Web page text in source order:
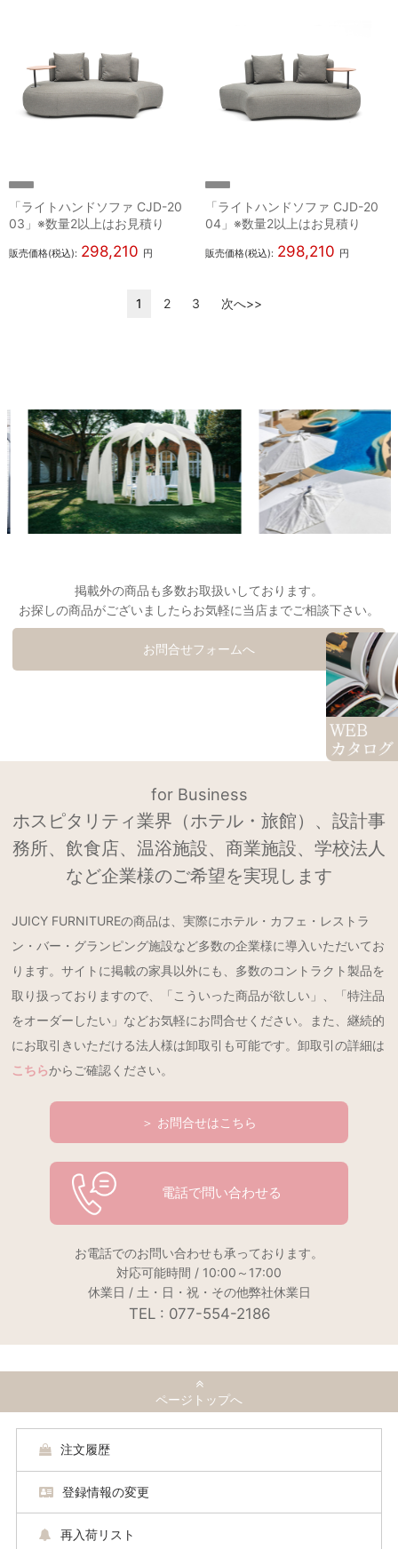
「ライトハンドソファ CJD-20
03」※数量2以上はお見積り
販売価格(税込): 298,210 円
「ライトハンドソファ CJD-20
04」※数量2以上はお見積り
販売価格(税込): 298,210 円
1 2 3 次へ>>
掲載外の商品も多数お取扱いしております。
お探しの商品がございましたらお気軽に当店までご相談下さい。
お問合せフォームへ
for Business
ホスピタリティ業界（ホテル・旅館）、設計事
務所、飲食店、温浴施設、商業施設、学校法人
など企業様のご希望を実現します
JUICY FURNITUREの商品は、実際にホテル・カフェ・レストラ
ン・バー・グランピング施設など多数の企業様に導入いただいてお
ります。サイトに掲載の家具以外にも、多数のコントラクト製品を
取り扱っておりますので、「こういった商品が欲しい」、「特注品
をオーダーしたい」などお気軽にお問合せください。また、継続的
にお取引きいただける法人様は卸取引も可能です。卸取引の詳細は
こちらからご確認ください。
＞ お問合せはこちら
電話で問い合わせる
お電話でのお問い合わせも承っております。
対応可能時間 / 10:00～17:00
休業日 / 土・日・祝・その他弊社休業日
TEL : 077-554-2186
ページトップへ
注文履歴
登録情報の変更
再入荷リスト